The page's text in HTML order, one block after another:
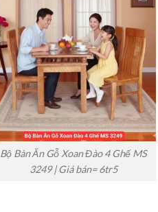
Bộ Bàn Ăn Gỗ Xoan Đào 4 Ghế MS
3249 | Giá bán= 6tr5